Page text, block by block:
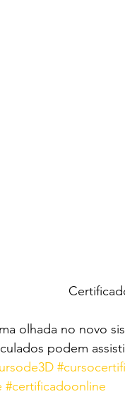
olhada no novo
podem
#certificadoonline